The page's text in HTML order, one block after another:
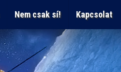
Nem csak sí! Kapcsolat